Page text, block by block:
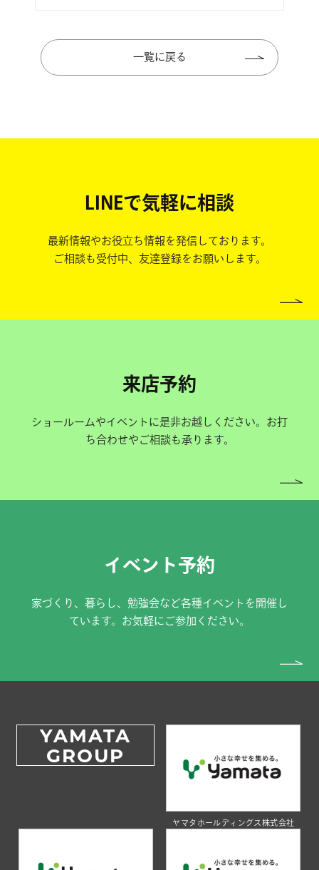
一覧に戻る
LINEで気軽に相談
最新情報やお役立ち情報を発信しております。
ご相談も受付中、友達登録をお願いします。
来店予約
ショールームやイベントに是非お越しください。お打
ち合わせやご相談も承ります。
イベント予約
家づくり、暮らし、勉強会など各種イベントを開催し
ています。お気軽にご参加ください。
YAMATA
GROUP
ヤマタホールディングス株式会社